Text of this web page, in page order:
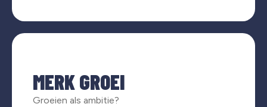
MERK GROEI
Groeien als ambitie?